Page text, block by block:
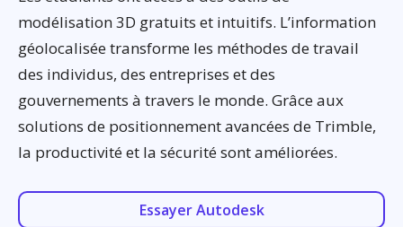
modélisation 3D gratuits et intuitifs. L’information
géolocalisée transforme les méthodes de travail
des individus, des entreprises et des
gouvernements à travers le monde. Grâce aux
solutions de positionnement avancées de Trimble,
la productivité et la sécurité sont améliorées.
Essayer Autodesk